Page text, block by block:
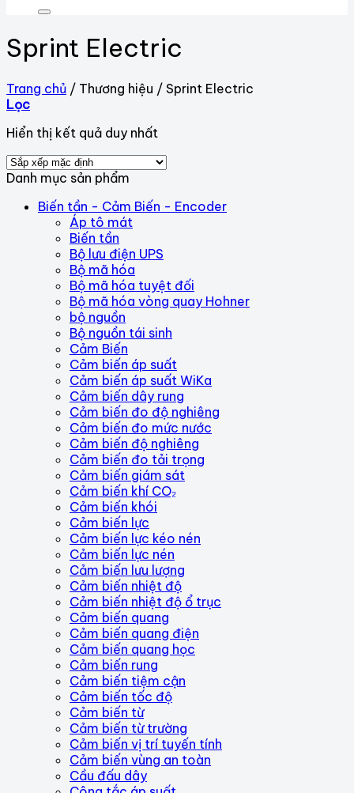
Sprint Electric
Trang chủ / Thương hiệu / Sprint Electric
Lọc
Hiển thị kết quả duy nhất
Danh mục sản phẩm
Biến tần - Cảm Biến - Encoder
Áp tô mát
Biến tần
Bộ lưu điện UPS
Bộ mã hóa
Bộ mã hóa tuyệt đối
Bộ mã hóa vòng quay Hohner
bộ nguồn
Bộ nguồn tái sinh
Cảm Biến
Cảm biến áp suất
Cảm biến áp suất WiKa
Cảm biến dây rung
Cảm biến đo độ nghiêng
Cảm biến đo mức nước
Cảm biến độ nghiêng
Cảm biến đo tải trọng
Cảm biến giám sát
Cảm biến khí CO₂
Cảm biến khói
Cảm biến lực
Cảm biến lực kéo nén
Cảm biến lực nén
Cảm biến lưu lượng
Cảm biến nhiệt độ
Cảm biến nhiệt độ ổ trục
Cảm biến quang
Cảm biến quang điện
Cảm biến quang học
Cảm biến rung
Cảm biến tiệm cận
Cảm biến tốc độ
Cảm biến từ
Cảm biến từ trường
Cảm biến vị trí tuyến tính
Cảm biến vùng an toàn
Cầu đấu dây